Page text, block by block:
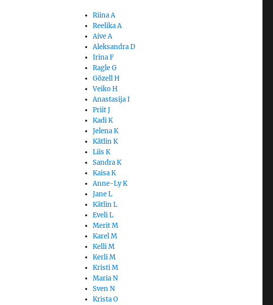
Riina A
Reelika A
Aive A
Aleksandra D
Irina F
Ragle G
Gözell H
Veiko H
Anastasija I
Priit J
Kadi K
Jelena K
Kätlin K
Liis K
Sandra K
Kaisa K
Anne-Ly K
Jane L
Kätlin L
Eveli L
Merit M
Karel M
Kelli M
Kerli M
Kristi M
Maria N
Sven N
Krista O